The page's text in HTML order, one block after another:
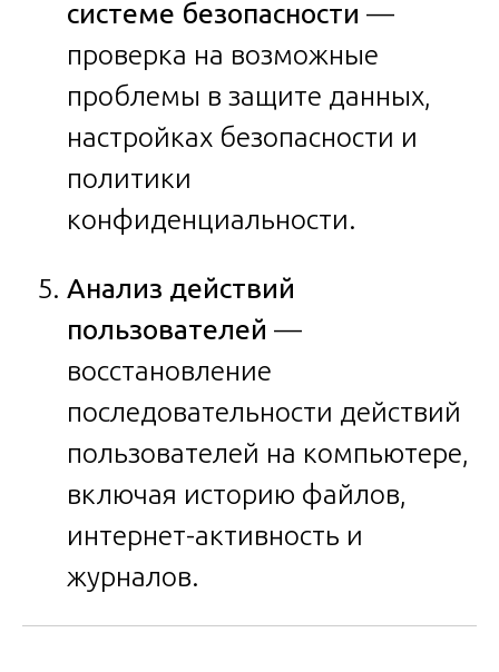
системе безопасности —
проверка на возможные
проблемы в защите данных,
настройках безопасности и
политики
конфиденциальности.
Анализ действий
пользователей —
восстановление
последовательности действий
пользователей на компьютере,
включая историю файлов,
интернет-активность и
журналов.